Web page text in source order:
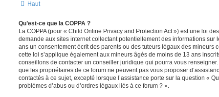
Haut
Qu’est-ce que la COPPA ?
La COPPA (pour « Child Online Privacy and Protection Act ») est une loi
demande aux sites internet collectant potentiellement des informations sur
ans un consentement écrit des parents ou des tuteurs légaux des mineurs
cette loi s’applique également aux mineurs âgés de moins de 13 ans
conseillons de contacter un conseiller juridique qui pourra vous
que les propriétaires de ce forum ne peuvent pas vous proposer
contactés à ce sujet, excepté lorsque l’assistance porte sur la question «
problèmes d’abus ou d’ordres légaux liés à ce forum ? ».